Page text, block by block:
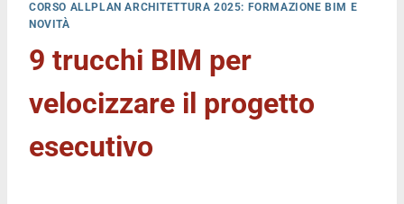
CORSO ALLPLAN ARCHITETTURA 2025: FORMAZIONE BIM E
NOVITÀ
9 trucchi BIM per
velocizzare il progetto
esecutivo